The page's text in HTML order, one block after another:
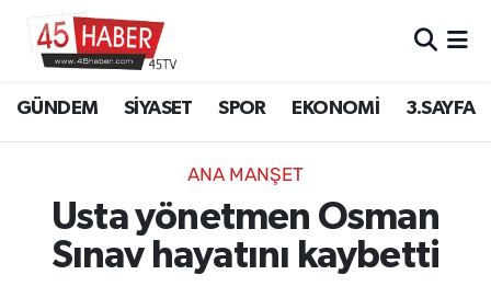
GÜNDEM SİYASET SPOR EKONOMİ 3.SAYFA
ANA MANŞET
Usta yönetmen Osman
Sınav hayatını kaybetti
SİYASET
EKONOMİ
Manisa Hava Durumu
Manisa Trafik Yoğunluk Haritası